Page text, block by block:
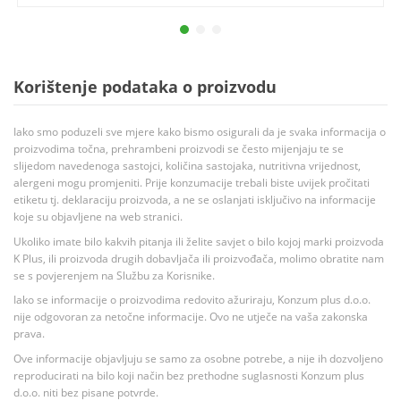
Korištenje podataka o proizvodu
Iako smo poduzeli sve mjere kako bismo osigurali da je svaka informacija o
proizvodima točna, prehrambeni proizvodi se često mijenjaju te se
slijedom navedenoga sastojci, količina sastojaka, nutritivna vrijednost,
alergeni mogu promjeniti. Prije konzumacije trebali biste uvijek pročitati
etiketu tj. deklaraciju proizvoda, a ne se oslanjati isključivo na informacije
koje su objavljene na web stranici.
Ukoliko imate bilo kakvih pitanja ili želite savjet o bilo kojoj marki proizvoda
K Plus, ili proizvoda drugih dobavljača ili proizvođača, molimo obratite nam
se s povjerenjem na Službu za Korisnike.
Iako se informacije o proizvodima redovito ažuriraju, Konzum plus d.o.o.
nije odgovoran za netočne informacije. Ovo ne utječe na vaša zakonska
prava.
Ove informacije objavljuju se samo za osobne potrebe, a nije ih dozvoljeno
reproducirati na bilo koji način bez prethodne suglasnosti Konzum plus
d.o.o. niti bez pisane potvrde.